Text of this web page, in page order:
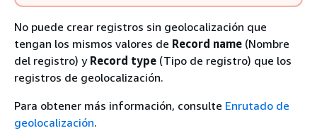
No puede crear registros sin geolocalización que
tengan los mismos valores de Record name (Nombre
del registro) y Record type (Tipo de registro) que los
registros de geolocalización.
Para obtener más información, consulte Enrutado de
geolocalización.